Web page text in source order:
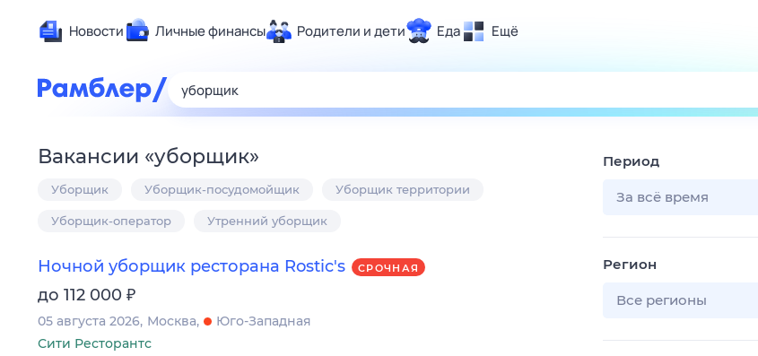
Новости Личные финансы Родители и дети Еда Ещё
Развлечения и отдых
Карьера
Жизненные ситуации
Поиск
ТВ-программа
Вакансии «уборщик»
Уборщик Уборщик-посудомойщик Уборщик территории
Уборщик-оператор Утренний уборщик
Ночной уборщик ресторана Rostic's СРОЧНАЯ
до 112 000 ₽
05 августа 2026 Москва
Юго-Западная
Сити Ресторантс
Период
За всё время
Регион
Все регионы